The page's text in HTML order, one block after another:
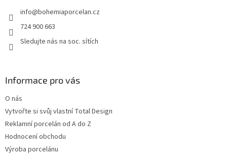
info@bohemiaporcelan.cz
724 900 663
Sledujte nás na soc. sítích
Informace pro vás
O nás
Vytvořte si svůj vlastní Total Design
Reklamní porcelán od A do Z
Hodnocení obchodu
Výroba porcelánu